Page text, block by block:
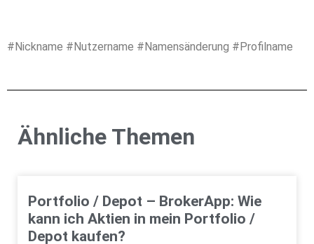
#Nickname #Nutzername #Namensänderung #Profilname
Ähnliche Themen
Portfolio / Depot – BrokerApp: Wie
kann ich Aktien in mein Portfolio /
Depot kaufen?